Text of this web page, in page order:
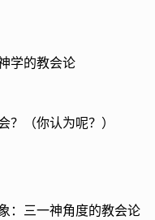
学的教会论
？（你认为呢？）
：三一神角度的教会论